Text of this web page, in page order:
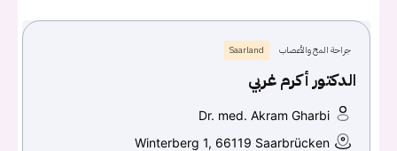
جراحة المخ والأعصاب Saarland
الدكتور أكرم غربي
Dr. med. Akram Gharbi
Winterberg 1, 66119 Saarbrücken